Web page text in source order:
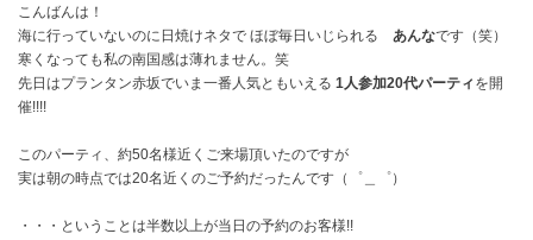
こんばんは！
海に行っていないのに日焼けネタで ほぼ毎日いじられる あんなです（笑）
寒くなっても私の南国感は薄れません。笑
先日はプランタン赤坂でいま一番人気ともいえる 1人参加20代パーティ を開
催!!!!
このパーティ、約50名様近くご来場頂いたのですが
実は朝の時点では20名近くのご予約だったんです（゜＿゜）
・・・ということは半数以上が当日の予約のお客様!!